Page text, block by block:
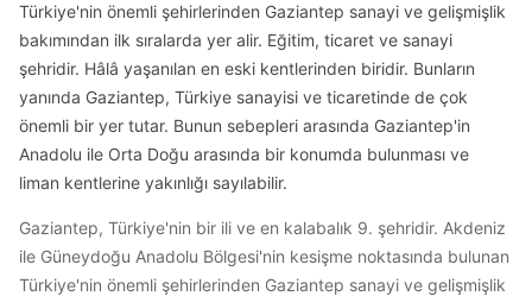
Türkiye'nin önemli şehirlerinden Gaziantep sanayi ve gelişmişlik
bakımından ilk sıralarda yer alir. Eğitim, ticaret ve sanayi
şehridir. Hâlâ yaşanılan en eski kentlerinden biridir. Bunların
yanında Gaziantep, Türkiye sanayisi ve ticaretinde de çok
önemli bir yer tutar. Bunun sebepleri arasında Gaziantep'in
Anadolu ile Orta Doğu arasında bir konumda bulunması ve
liman kentlerine yakınlığı sayılabilir.
Gaziantep, Türkiye'nin bir ili ve en kalabalık 9. şehridir. Akdeniz
ile Güneydoğu Anadolu Bölgesi'nin kesişme noktasında bulunan
Türkiye'nin önemli şehirlerinden Gaziantep sanayi ve gelişmişlik